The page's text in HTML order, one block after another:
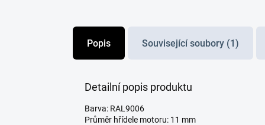
Popis Související soubory (1)
Detailní popis produktu
Barva: RAL9006
Průměr hřídele motoru: 11 mm